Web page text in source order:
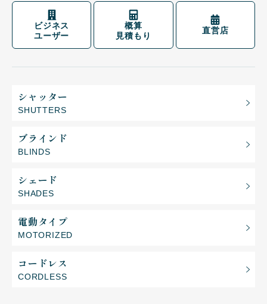
ビジネス
ユーザー
概算
見積もり
直営店
シャッター
SHUTTERS
ブラインド
BLINDS
シェード
SHADES
電動タイプ
MOTORIZED
コードレス
CORDLESS